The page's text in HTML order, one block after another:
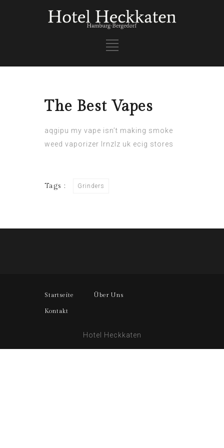
The Best Vapes
aqgipu my vape isn’t making smoke
weed vaporizer lrnzlz uk ecig stores
Tags : Grinders
Startseite Über Uns
Kontakt
Hotel Heckkaten